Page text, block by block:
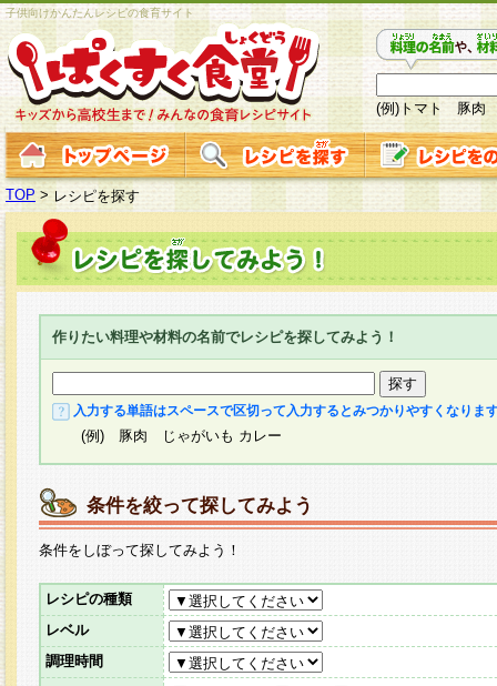
子供向けかんたんレシピの食育サイト
(例)トマト 豚肉
TOP > レシピを探す
作りたい料理や材料の名前でレシピを探してみよう！
入力する単語はスペースで区切って入力するとみつかりやすくなりま
(例) 豚肉 じゃがいも カレー
条件を絞って探してみよう
条件をしぼって探してみよう！
レシピの種類
レベル
調理時間